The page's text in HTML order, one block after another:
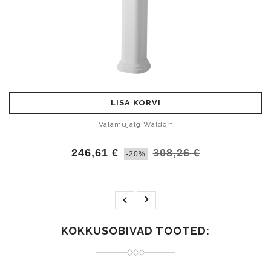
LISA KORVI
Valamujalg Waldorf
246,61 € -20% 308,26 €
KOKKUSOBIVAD TOOTED: